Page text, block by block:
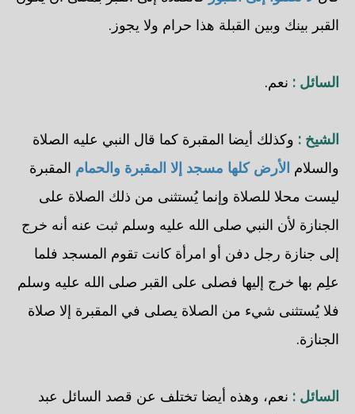
القبر بينك وبين القبلة هذا حرام ولا يجوز.
السائل : نعم.
الشيخ : وكذلك أيضا المقبرة كما قال النبي عليه الصلاة
والسلام الأرض كلها مسجد إلا المقبرة والحمام المقبرة
ليست محلا للصلاة وإنما يُستثنى من ذلك الصلاة على
الجنازة لأن النبي صلى الله عليه وسلم ثبت عنه أنه خرج
إلى جنازة رجل دفن أو امرأة كانت تقوم المسجد فلما
علِم بها خرج إليها فصلى على القبر صلى الله عليه وسلم
فلا يُستثنى شيء من الصلاة يصلى في المقبرة إلا صلاة
الجنازة.
السائل : نعم، وهذه أيضا تختلف عن قصد السائل عبد